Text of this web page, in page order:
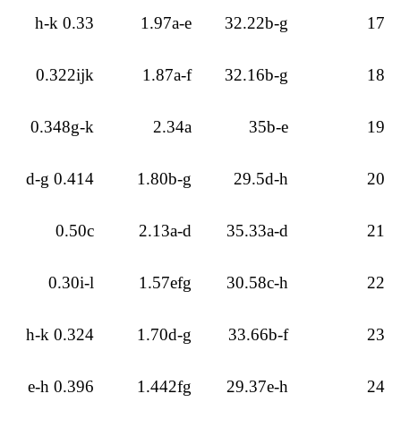
17
32.22b-g
1.97a-e
0.33 h-k
18
32.16b-g
1.87a-f
0.322ijk
19
35b-e
2.34a
0.348g-k
20
29.5d-h
1.80b-g
0.414 d-g
21
35.33a-d
2.13a-d
0.50c
22
30.58c-h
1.57efg
0.30i-l
23
33.66b-f
1.70d-g
0.324 h-k
24
29.37e-h
1.442fg
0.396 e-h